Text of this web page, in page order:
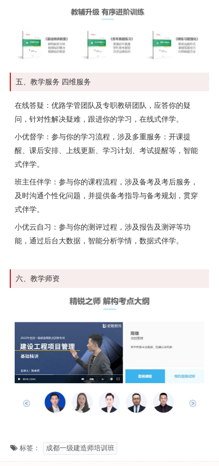
五、教学服务 四维服务
在线答疑：优路学管团队及专职教研团队，应答你的疑
问，针对性解决疑难，跟进你的学习，在线式伴学。
小优督学：参与你的学习流程，涉及多重服务：开课提
醒、课后安排、上线更新、学习计划、考试提醒等，智能
式伴学。
班主任伴学：参与你的课程流程，涉及备考及考后服务，
及时沟通个性化问题，并提供备考指导与备考规划，贯穿
式伴学。
小优云自习：参与你的测评过程，涉及报告及测评等功
能，通过后台大数据，智能分析学情，数据式伴学。
六、教学师资
标签： 成都一级建造师培训班